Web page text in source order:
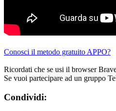
Conosci il metodo gratuito APPO?
Ricordati che se usi il browser
Se vuoi partecipare ad un gruppo
Condividi: